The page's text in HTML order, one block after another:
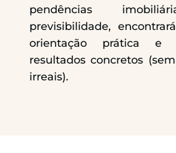
pendências
previsibilidade,
orientação prática e
resultados concretos
irreais).